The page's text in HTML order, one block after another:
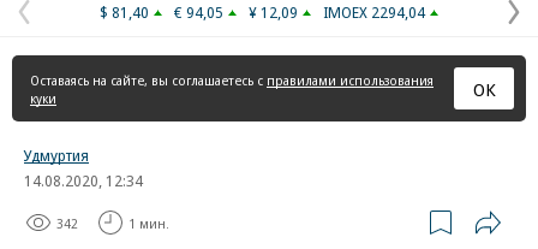
Предыдущая
страница
$ 81,40 € 94,05 ¥ 12,09 IMOEX 2294,04
Оставаясь на сайте, вы соглашаетесь с правилами использования
куки
ОК
Удмуртия
14.08.2020, 12:34
342 1 мин.